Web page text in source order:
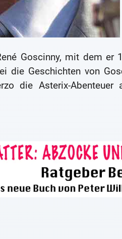
Goscinny, mit dem er
die Geschichten von
die Asterix-